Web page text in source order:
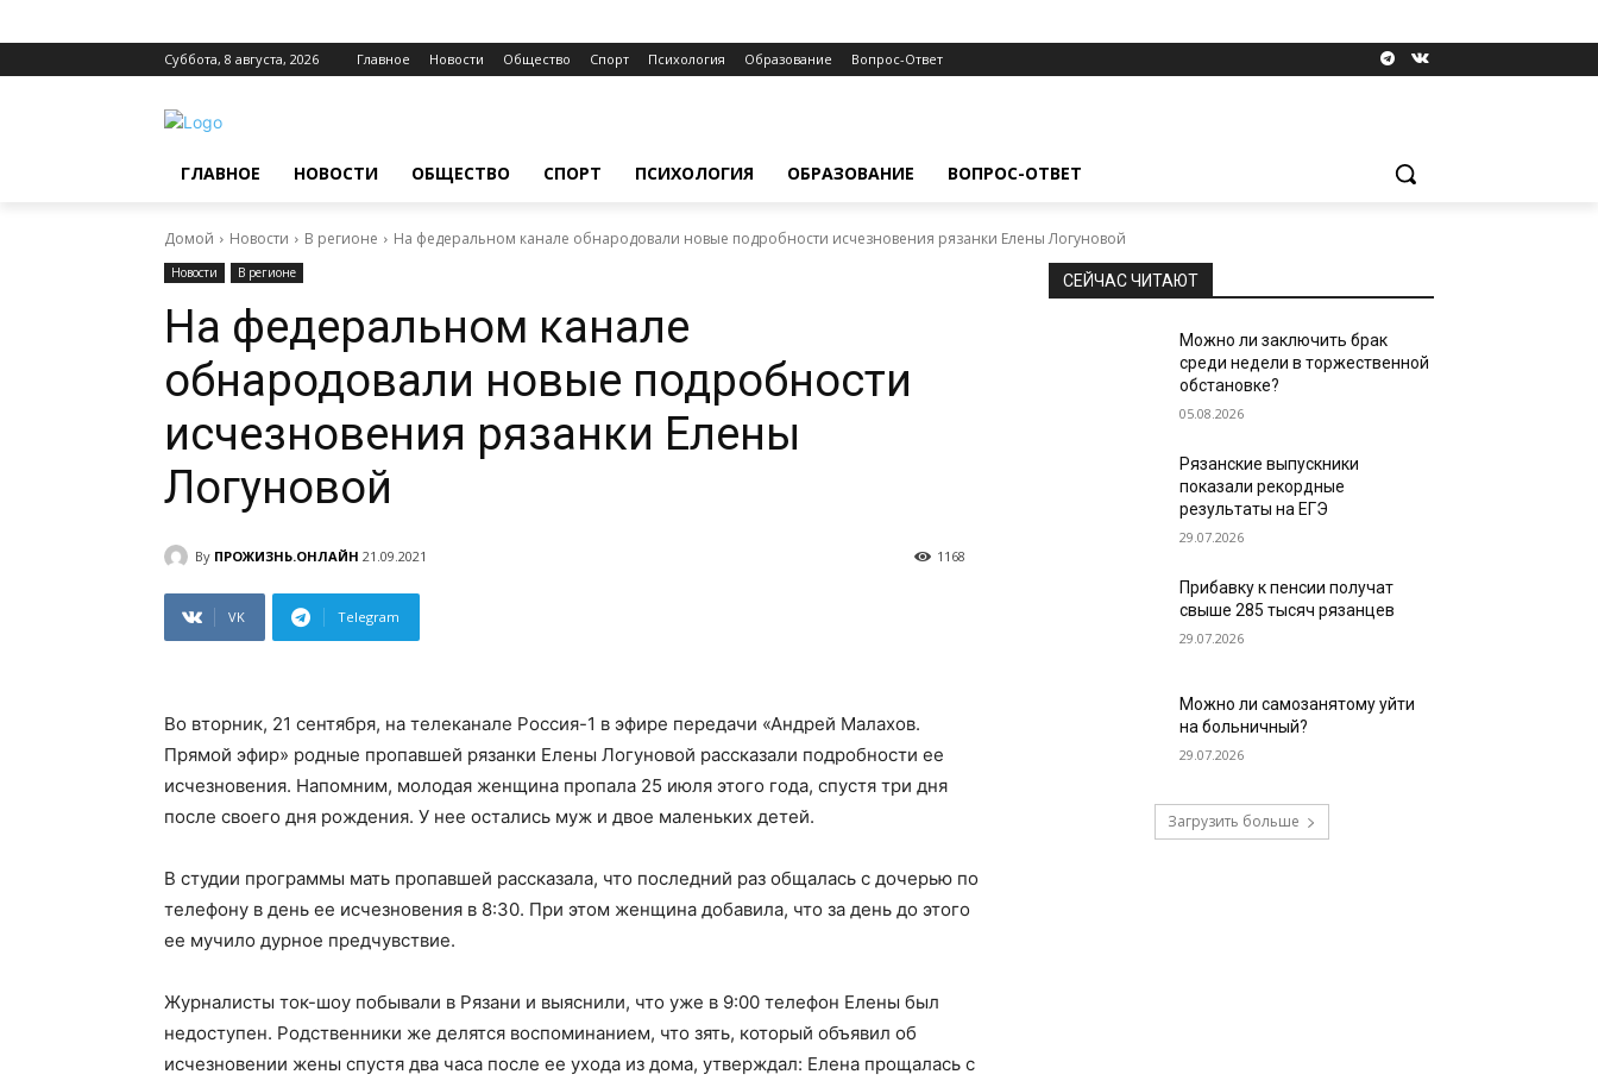
Суббота, 8 августа, 2026 Главное Новости Общество Спорт Психология Образование Вопрос-Ответ
ГЛАВНОЕ НОВОСТИ ОБЩЕСТВО СПОРТ ПСИХОЛОГИЯ ОБРАЗОВАНИЕ ВОПРОС-ОТВЕТ
Домой Новости В регионе На федеральном канале обнародовали новые подробности исчезновения рязанки Елены Логуновой
Новости В регионе
На федеральном канале
обнародовали новые подробности
исчезновения рязанки Елены
Логуновой
By ПРОЖИЗНЬ.ОНЛАЙН 21.09.2021 1168
VK Telegram
Во вторник, 21 сентября, на телеканале Россия-1 в эфире передачи «Андрей Малахов.
Прямой эфир» родные пропавшей рязанки Елены Логуновой рассказали подробности ее
исчезновения. Напомним, молодая женщина пропала 25 июля этого года, спустя три дня
после своего дня рождения. У нее остались муж и двое маленьких детей.
В студии программы мать пропавшей рассказала, что последний раз общалась с дочерью по
телефону в день ее исчезновения в 8:30. При этом женщина добавила, что за день до этого
ее мучило дурное предчувствие.
Журналисты ток-шоу побывали в Рязани и выяснили, что уже в 9:00 телефон Елены был
недоступен. Родственники же делятся воспоминанием, что зять, который объявил об
исчезновении жены спустя два часа после ее ухода из дома, утверждал: Елена прощалась с
СЕЙЧАС ЧИТАЮТ
Можно ли заключить брак
среди недели в торжественной
обстановке?
05.08.2026
Рязанские выпускники
показали рекордные
результаты на ЕГЭ
29.07.2026
Прибавку к пенсии получат
свыше 285 тысяч рязанцев
29.07.2026
Можно ли самозанятому уйти
на больничный?
29.07.2026
Загрузить больше